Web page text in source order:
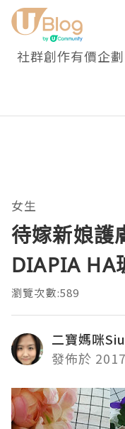
社群創作有價企劃
女生
待嫁新娘護
DIAPIA HA
瀏覽次數:589
二寶媽咪
發佈於